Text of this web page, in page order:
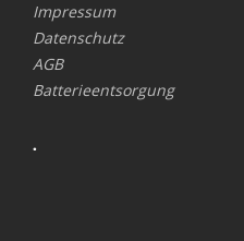
Impressum
Datenschutz
AGB
Batterieentsorgung
.